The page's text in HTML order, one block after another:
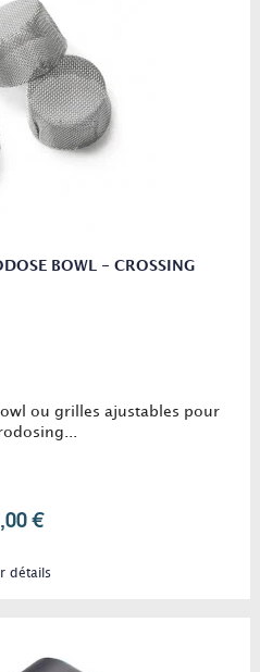
BOWL - CROSSING
ou grilles ajustables pour
€
détails